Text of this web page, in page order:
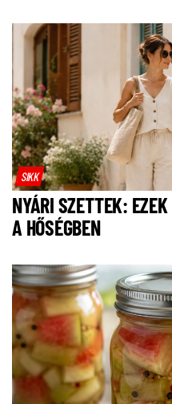
SIKK
NYÁRI SZETTEK:
A HŐSÉGBEN